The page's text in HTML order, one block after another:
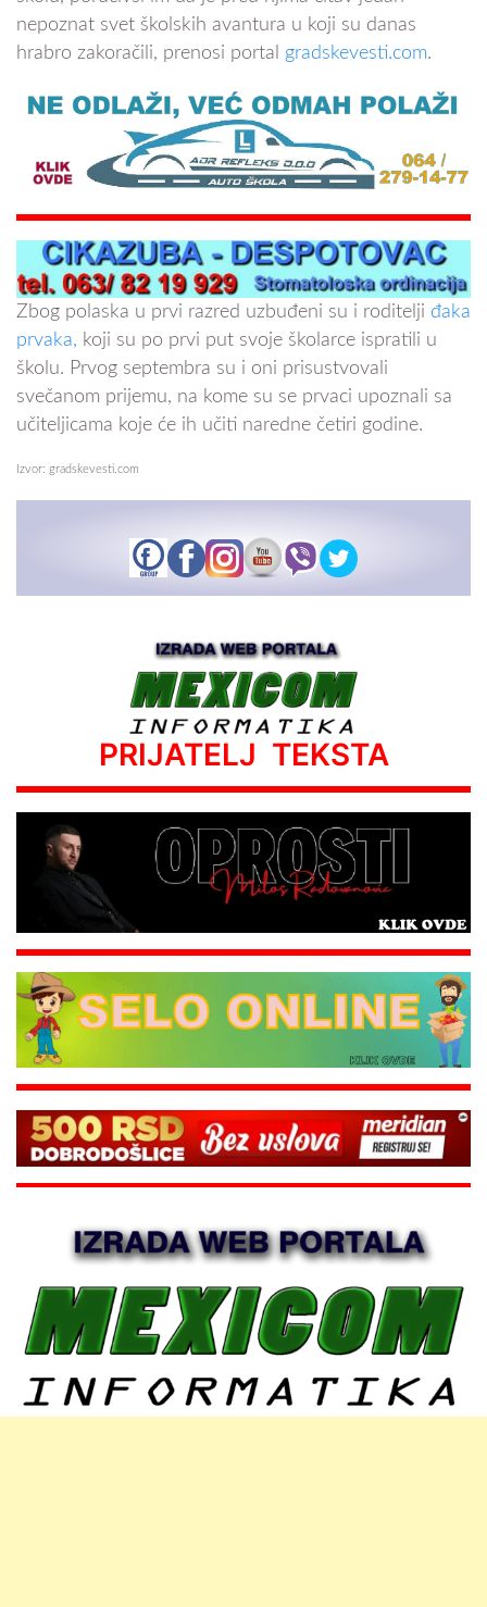
nepoznat svet školskih avantura u koji su danas
hrabro zakoračili, prenosi portal gradskevesti.com.
Zbog polaska u prvi razred uzbuđeni su i roditelji đaka
prvaka, koji su po prvi put svoje školarce ispratili u
školu. Prvog septembra su i oni prisustvovali
svečanom prijemu, na kome su se prvaci upoznali sa
učiteljicama koje će ih učiti naredne četiri godine.
Izvor: gradskevesti.com
PRIJATELJ TEKSTA